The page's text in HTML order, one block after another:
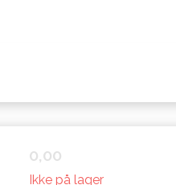
0,00
Ikke på lager